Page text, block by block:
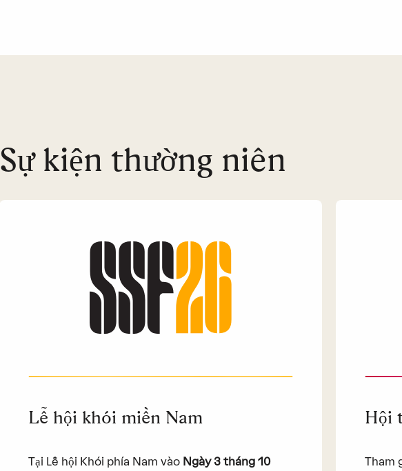
Sự kiện thường niên
Lễ hội khói miền Nam
Tại Lễ hội Khói phía Nam vào Ngày 3 tháng 10
Hội
Tham